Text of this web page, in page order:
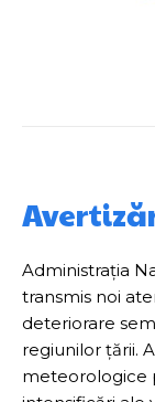
Administrația
transmis noi
deteriorare
regiunilor țării.
meteorologice